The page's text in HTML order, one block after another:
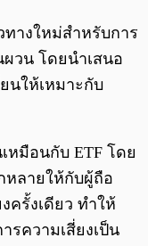
างใหม่สำหรับการ
วน โดยนำเสนอ
นให้เหมาะกับ
หมือนกับ ETF โดย
หลายให้กับผู้ถือ
ครั้งเดียว ทำให้
รความเสี่ยงเป็น